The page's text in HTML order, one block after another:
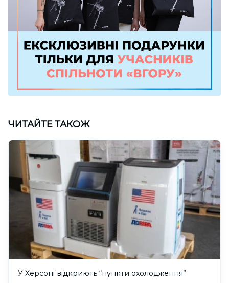
ЧИТАЙТЕ ТАКОЖ
У Херсоні відкриють “пункти охолодження”